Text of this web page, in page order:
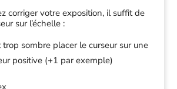
corriger votre exposition, il suffit de
sur l’échelle :
trop sombre placer le curseur sur une
positive (+1 par exemple)